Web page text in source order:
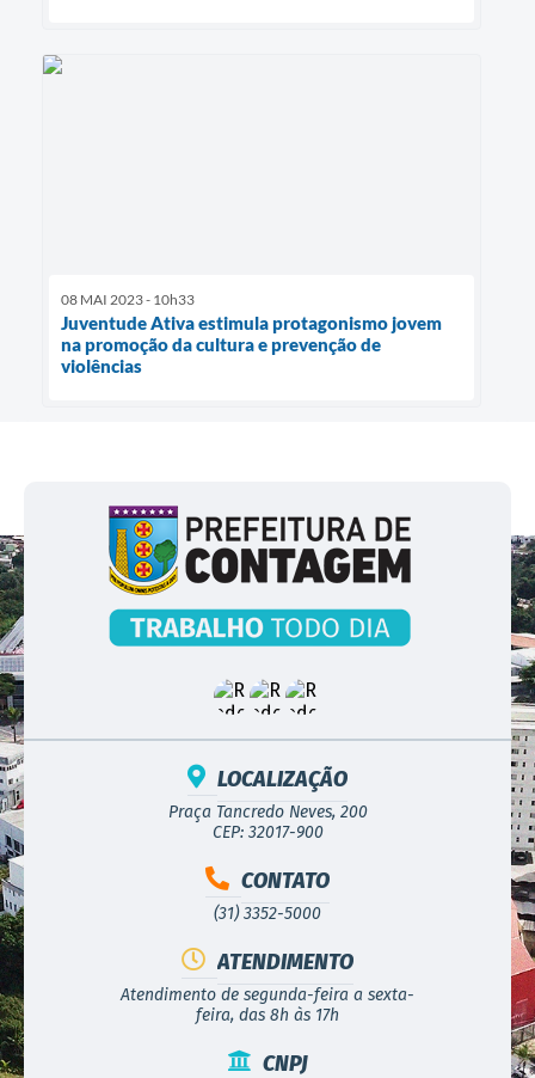
08 MAI 2023 - 10h33
Juventude Ativa estimula protagonismo jovem
na promoção da cultura e prevenção de
violências
LOCALIZAÇÃO
Praça Tancredo Neves, 200
CEP: 32017-900
CONTATO
(31) 3352-5000
ATENDIMENTO
Atendimento de segunda-feira a sexta-
feira, das 8h às 17h
CNPJ